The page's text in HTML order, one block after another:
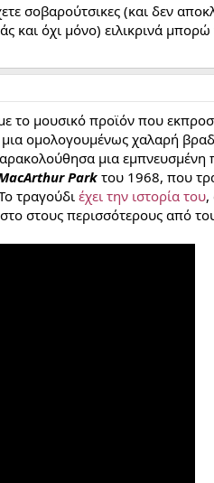
σοβαρούτσικες (και δεν
και όχι μόνο) ειλικρινά
το μουσικό προϊόν που
ομολογουμένως χαλαρή
μια
Park του 1968, που
τραγούδι έχει την ιστορία του,
στους περισσότερους από